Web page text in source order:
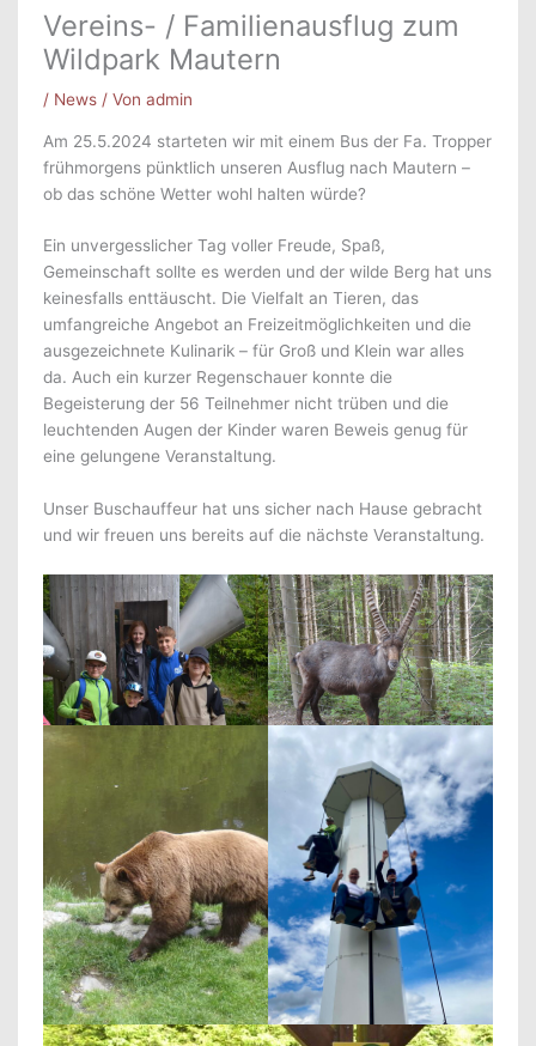
Vereins- / Familienausflug zum
Wildpark Mautern
/ News / Vonadmin
Am 25.5.2024 starteten wir mit einem Bus der Fa. Tropper
frühmorgens pünktlich unseren Ausflug nach Mautern –
ob das schöne Wetter wohl halten würde?
Ein unvergesslicher Tag voller Freude, Spaß,
Gemeinschaft sollte es werden und der wilde Berg hat uns
keinesfalls enttäuscht. Die Vielfalt an Tieren, das
umfangreiche Angebot an Freizeitmöglichkeiten und die
ausgezeichnete Kulinarik – für Groß und Klein war alles
da. Auch ein kurzer Regenschauer konnte die
Begeisterung der 56 Teilnehmer nicht trüben und die
leuchtenden Augen der Kinder waren Beweis genug für
eine gelungene Veranstaltung.
Unser Buschauffeur hat uns sicher nach Hause gebracht
und wir freuen uns bereits auf die nächste Veranstaltung.